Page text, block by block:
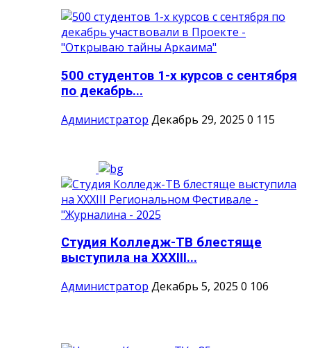
500 студентов 1-х курсов с сентября
по декабрь...
Администратор Декабрь 29, 2025 0 115
Студия Колледж-ТВ блестяще
выступила на XXXIII...
Администратор Декабрь 5, 2025 0 106